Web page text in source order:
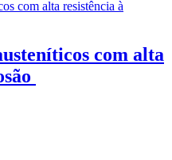
com alta